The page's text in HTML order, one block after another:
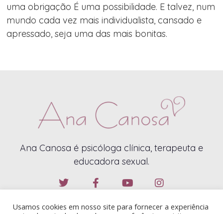
uma obrigação É uma possibilidade. E talvez, num
mundo cada vez mais individualista, cansado e
apressado, seja uma das mais bonitas.
Ana Canosa é psicóloga clínica, terapeuta e
educadora sexual.
Usamos cookies em nosso site para fornecer a experiência